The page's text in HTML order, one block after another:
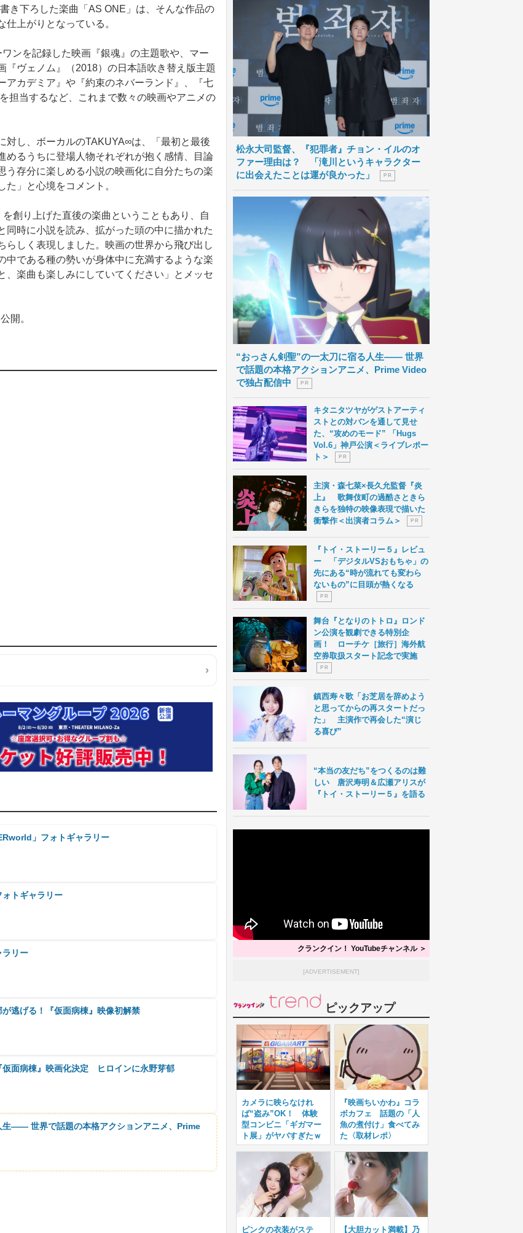
き下ろした楽曲「AS ONE」は、そんな作品の
仕上がりとなっている。
ンを記録した映画『銀魂』の主題歌や、マー
ヴェノム』（2018）の日本語吹き替え版主題
アカデミア』や『約束のネバーランド』、『七
担当するなど、これまで数々の映画やアニメの
し、ボーカルのTAKUYA∞は、「最初と最後
めるうちに登場人物それぞれが抱く感情、目論
う存分に楽しめる小説の映画化に自分たちの楽
」と心境をコメント。
創り上げた直後の楽曲ということもあり、自
時に小説を読み、拡がった頭の中に描かれた
しく表現しました。映画の世界から飛び出し
中である種の勢いが身体中に充満するような楽
、楽曲も楽しみにしていてください」とメッセ
開。
」フォトギャラリー
ォトギャラリー
ラリー
逃げる！『仮面病棟』映像初解禁
仮面病棟』映画化決定 ヒロインに永野芽郁
生―― 世界で話題の本格アクションアニメ、Prime
松永大司監督、『犯罪者』チョン・イルのオ
ファー理由は？ 「滝川というキャラクター
に出会えたことは運が良かった」
P R
“おっさん剣聖”の一太刀に宿る人生―― 世界
で話題の本格アクションアニメ、Prime Video
で独占配信中
P R
キタニタツヤがゲストアーティ
ストとの対バンを通して見せ
た、“攻めのモード” 「Hugs
Vol.6」神戸公演＜ライブレポー
ト＞
P R
主演・森七菜×長久允監督『炎
上』 歌舞伎町の過酷さときら
きらを独特の映像表現で描いた
衝撃作＜出演者コラム＞
P R
『トイ・ストーリー５』レビュ
ー 「デジタルVSおもちゃ」の
先にある“時が流れても変わら
ないもの”に目頭が熱くなる
P R
舞台『となりのトトロ』ロンド
ン公演を観劇できる特別企
画！ ローチケ［旅行］海外航
空券取扱スタート記念で実施
P R
鎮西寿々歌「お芝居を辞めよう
と思ってからの再スタートだっ
た」 主演作で再会した“演じ
る喜び”
“本当の友だち”をつくるのは難
しい 唐沢寿明＆広瀬アリスが
『トイ・ストーリー５』を語る
クランクイン！ YouTubeチャンネル ＞
[ADVERTISEMENT]
ピックアップ
カメラに映らなけれ
ば“盗み”OK！ 体験
型コンビニ「ギガマー
ト展」がヤバすぎたｗ
『映画ちいかわ』コラ
ボカフェ 話題の「人
魚の煮付け」食べてみ
た〈取材レポ〉
ピンクの衣装がステ 【大胆カット満載】乃